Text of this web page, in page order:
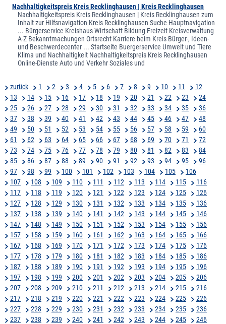
Nachhaltigkeitspreis Kreis Recklinghausen | Kreis Recklinghausen
Nachhaltigkeitspreis Kreis Recklinghausen | Kreis Recklinghausen zum
Inhalt zur Hilfsnavigation Kreis Recklinghausen Suche Hauptnavigation
... Bürgerservice Kreishaus Wirtschaft Bildung Freizeit Kreisverwaltung
A-Z Bekanntmachungen Ortsrecht Karriere beim Kreis Bürger-, Ideen-
und Beschwerdecenter ... Startseite Buergerservice Umwelt und Tiere
Klima und Nachhaltigkeit Nachhaltigkeitspreis Kreis Recklinghausen
Online-Dienste Auto und Verkehr Soziales und
zurück 1 2 3 4 5 6 7 8 9 10 11
12
13
14 15 16 17 18 19 20 21 22 23
24
25
26 27 28 29 30 31 32 33 34 35
36
37
38 39 40 41 42 43 44 45 46 47
48
49
50 51 52 53 54 55 56 57 58 59
60
61
62 63 64 65 66 67 68 69 70 71
72
73
74 75 76 77 78 79 80 81 82 83
84
85
86 87 88 89 90 91 92 93 94 95
96
97
98 99 100 101 102 103 104 105
106
107
108 109 110 111 112 113 114 115
116
117
118 119 120 121 122 123 124 125
126
127
128 129 130 131 132 133 134 135
136
137
138 139 140 141 142 143 144 145
146
147
148 149 150 151 152 153 154 155
156
157
158 159 160 161 162 163 164 165
166
167
168 169 170 171 172 173 174 175
176
177
178 179 180 181 182 183 184 185
186
187
188 189 190 191 192 193 194 195
196
197
198 199 200 201 202 203 204 205
206
207
208 209 210 211 212 213 214 215
216
217
218 219 220 221 222 223 224 225
226
227
228 229 230 231 232 233 234 235
236
237
238 239 240 241 242 243 244 245
246